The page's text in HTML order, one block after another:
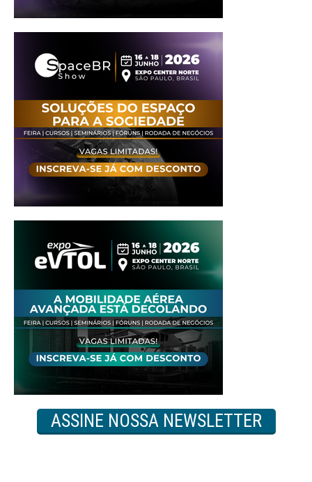
ASSINE NOSSA NEWSLETTER